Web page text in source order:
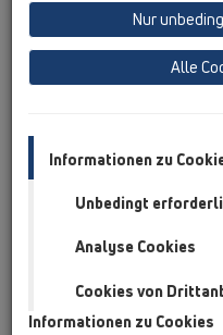
Logos
Nur
Alle
Informationen zu
Unbedingt
Analyse Cookies
Cookies von
Informationen zu Cookies